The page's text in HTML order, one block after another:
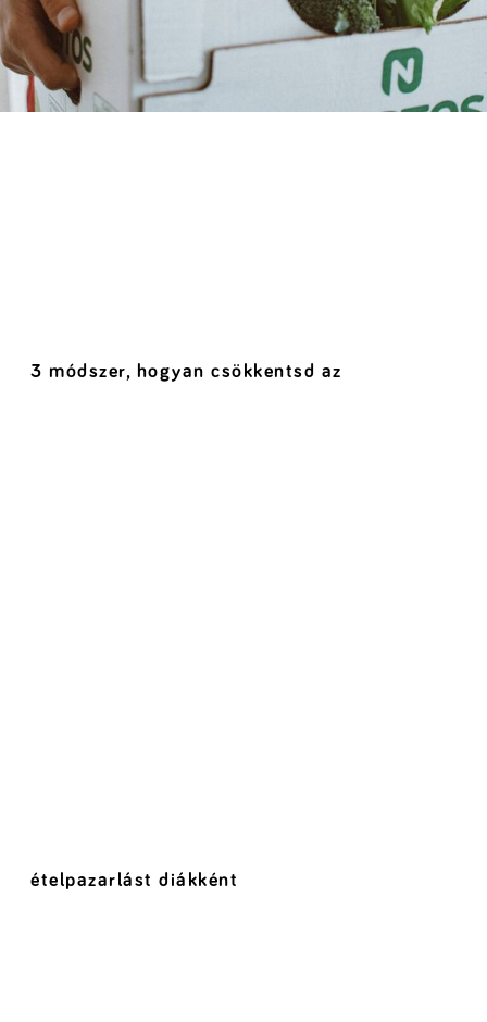
3 módszer, hogyan csökkentsd az
ételpazarlást diákként